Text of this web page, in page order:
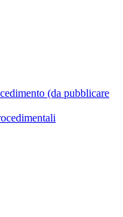
(da pubblicare